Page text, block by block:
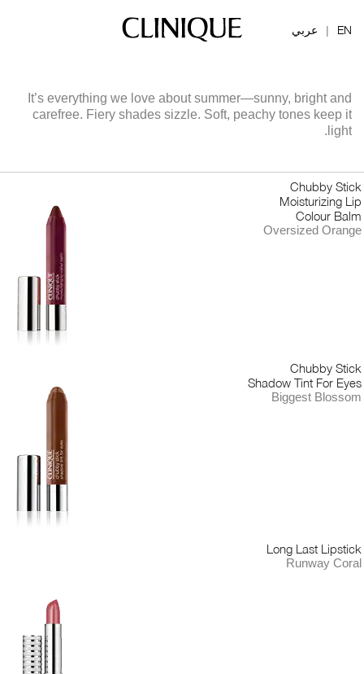
EN
| عربي
It’s everything we love about summer—sunny, bright and
carefree. Fiery shades sizzle. Soft, peachy tones keep it
light.
Chubby Stick
Moisturizing Lip
Colour Balm
Oversized Orange
Chubby Stick
Shadow Tint For Eyes
Biggest Blossom
Long Last Lipstick
Runway Coral